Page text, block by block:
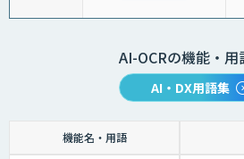
AI-OCRの機能・用
AI・DX用語集
機能名・用語